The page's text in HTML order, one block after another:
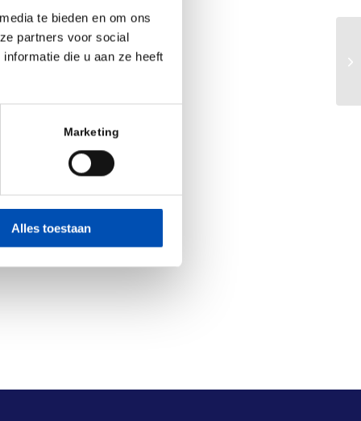
te bieden en om ons
partners voor social
die u aan ze heeft
Marketing
Alles toestaan